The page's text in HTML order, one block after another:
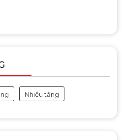
Nhiều tầng